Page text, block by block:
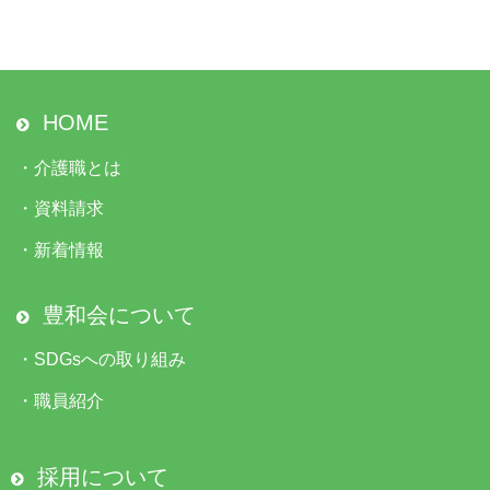
HOME
・ 介護職とは
・ 資料請求
・ 新着情報
豊和会について
・ SDGsへの取り組み
・ 職員紹介
採用について